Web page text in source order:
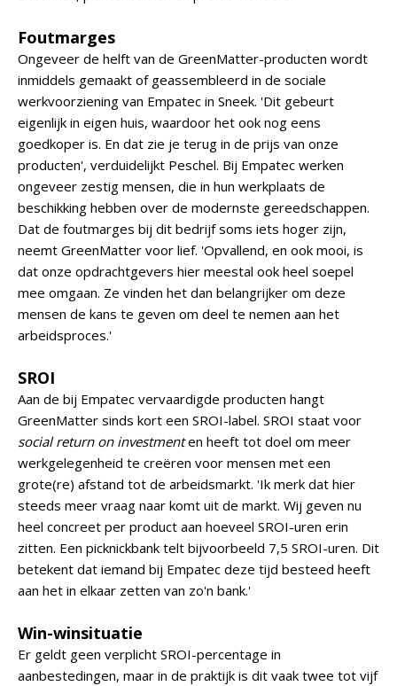
Foutmarges
Ongeveer de helft van de GreenMatter-producten wordt
inmiddels gemaakt of geassembleerd in de sociale
werkvoorziening van Empatec in Sneek. 'Dit gebeurt
eigenlijk in eigen huis, waardoor het ook nog eens
goedkoper is. En dat zie je terug in de prijs van onze
producten', verduidelijkt Peschel. Bij Empatec werken
ongeveer zestig mensen, die in hun werkplaats de
beschikking hebben over de modernste gereedschappen.
Dat de foutmarges bij dit bedrijf soms iets hoger zijn,
neemt GreenMatter voor lief. 'Opvallend, en ook mooi, is
dat onze opdrachtgevers hier meestal ook heel soepel
mee omgaan. Ze vinden het dan belangrijker om deze
mensen de kans te geven om deel te nemen aan het
arbeidsproces.'
SROI
Aan de bij Empatec vervaardigde producten hangt
GreenMatter sinds kort een SROI-label. SROI staat voor
social return on investmenten heeft tot doel om meer
werkgelegenheid te creëren voor mensen met een
grote(re) afstand tot de arbeidsmarkt. 'Ik merk dat hier
steeds meer vraag naar komt uit de markt. Wij geven nu
heel concreet per product aan hoeveel SROI-uren erin
zitten. Een picknickbank telt bijvoorbeeld 7,5 SROI-uren. Dit
betekent dat iemand bij Empatec deze tijd besteed heeft
aan het in elkaar zetten van zo'n bank.'
Win-winsituatie
Er geldt geen verplicht SROI-percentage in
aanbestedingen, maar in de praktijk is dit vaak twee tot vijf